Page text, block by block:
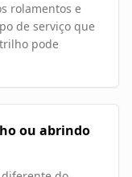
rolamentos e
de serviço que
pode
ou abrindo